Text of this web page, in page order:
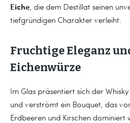
Eiche , die dem Destillat seinen
tiefgründigen Charakter verleiht.
Fruchtige Eleganz
Eichenwürze
Im Glas präsentiert sich der
und verströmt ein Bouquet, das
Erdbeeren und Kirschen